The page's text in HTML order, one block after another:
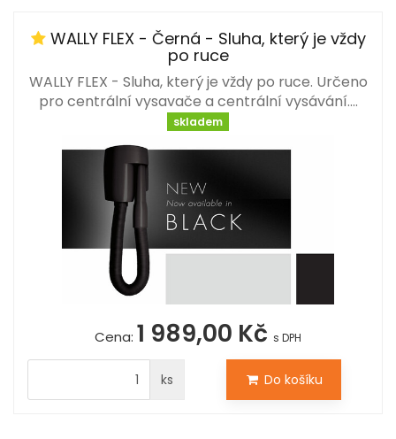
WALLY FLEX - Černá - Sluha, který je vždy
po ruce
WALLY FLEX - Sluha, který je vždy po ruce. Určeno
pro centrální vysavače a centrální vysávání.…
skladem
Cena: 1 989,00 Kč s DPH
ks Do košíku